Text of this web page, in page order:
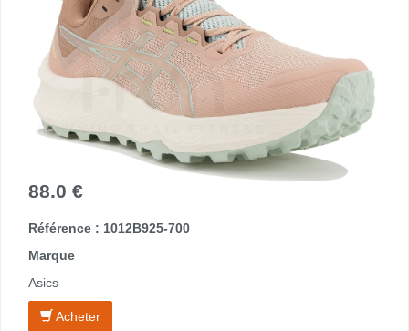
88.0 €
Référence : 1012B925-700
Marque
Asics
Acheter